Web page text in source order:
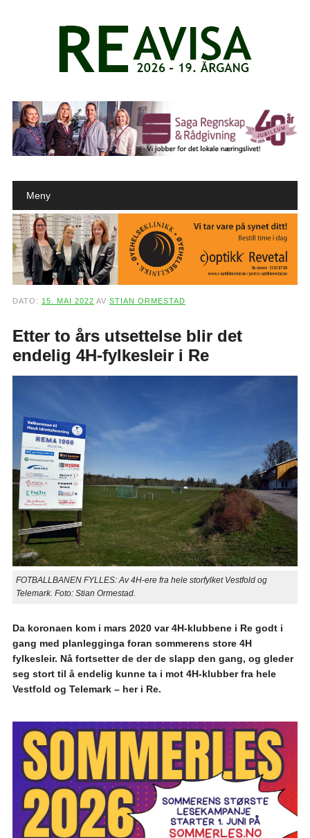
Main menu
Meny
DATO: 15. MAI 2022 AV STIAN ORMESTAD
Etter to års utsettelse blir det
endelig 4H-fylkesleir i Re
FOTBALLBANEN FYLLES: Av 4H-ere fra hele storfylket Vestfold og
Telemark. Foto: Stian Ormestad.
Da koronaen kom i mars 2020 var 4H-klubbene i Re godt i
gang med planlegginga foran sommerens store 4H
fylkesleir. Nå fortsetter de der de slapp den gang, og gleder
seg stort til å endelig kunne ta i mot 4H-klubber fra hele
Vestfold og Telemark – her i Re.